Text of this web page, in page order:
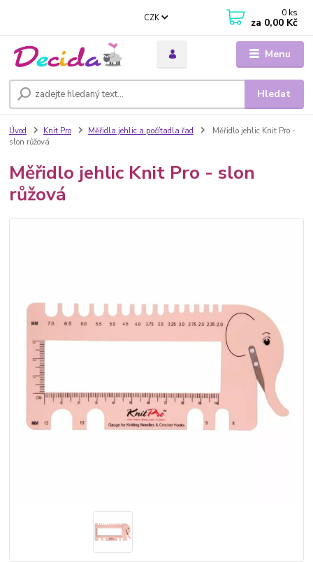
Menu
CZK
Hledat
0 ks
za 0,00 Kč
Úvod Knit Pro Měřidla jehlic a počítadla řad
Měřidlo jehlic Knit Pro -
slon růžová
Měřidlo jehlic Knit Pro - slon
růžová